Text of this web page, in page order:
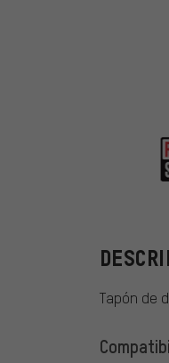
Tapón de